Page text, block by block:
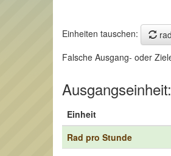
Einheiten tauschen:
Falsche Ausgang- oder
Ausgangseinheit:
Einheit
Rad pro Stunde